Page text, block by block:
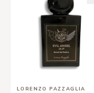
LORENZO PAZZAGLIA